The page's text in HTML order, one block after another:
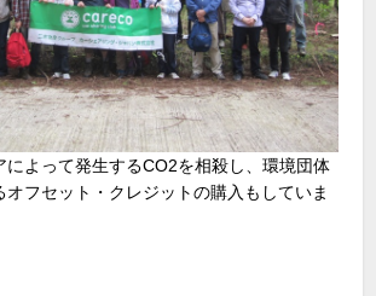
によって発生するCO2を相殺し、環境団体
オフセット・クレジットの購入もしていま